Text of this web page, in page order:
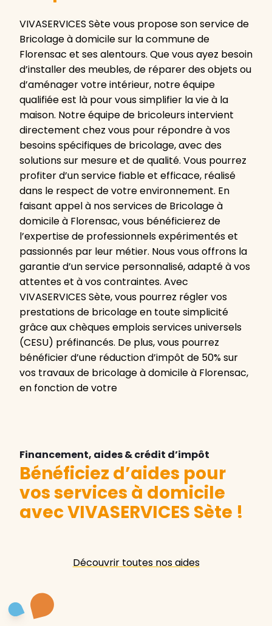
VIVASERVICES Sète vous propose son service de
Bricolage à domicile sur la commune de
Florensac et ses alentours. Que vous ayez besoin
d’installer des meubles, de réparer des objets ou
d’aménager votre intérieur, notre équipe
qualifiée est là pour vous simplifier la vie à la
maison. Notre équipe de bricoleurs intervient
directement chez vous pour répondre à vos
besoins spécifiques de bricolage, avec des
solutions sur mesure et de qualité. Vous pourrez
profiter d’un service fiable et efficace, réalisé
dans le respect de votre environnement. En
faisant appel à nos services de Bricolage à
domicile à Florensac, vous bénéficierez de
l’expertise de professionnels expérimentés et
passionnés par leur métier. Nous vous offrons la
garantie d’un service personnalisé, adapté à vos
attentes et à vos contraintes. Avec
VIVASERVICES Sète, vous pourrez régler vos
prestations de bricolage en toute simplicité
grâce aux chèques emplois services universels
(CESU) préfinancés. De plus, vous pourrez
bénéficier d’une réduction d’impôt de 50% sur
vos travaux de bricolage à domicile à Florensac,
en fonction de votre
Financement, aides & crédit d’impôt
Bénéficiez d’aides pour
vos services à domicile
avec VIVASERVICES Sète !
Découvrir toutes nos aides